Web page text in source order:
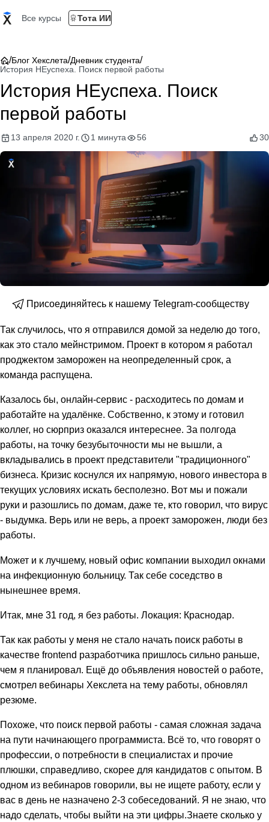
Все курсы Тота ИИ
/Блог Хекслета/Дневник студента/
История НЕуспеха. Поиск первой работы
История НЕуспеха. Поиск
первой работы
13 апреля 2020 г. 1 минута 56 30
Присоединяйтесь к нашему Telegram-сообществу
Так случилось, что я отправился домой за неделю до того,
как это стало мейнстримом. Проект в котором я работал
проджектом заморожен на неопределенный срок, а
команда распущена.
Казалось бы, онлайн-сервис - расходитесь по домам и
работайте на удалёнке. Собственно, к этому и готовил
коллег, но сюрприз оказался интереснее. За полгода
работы, на точку безубыточности мы не вышли, а
вкладывались в проект представители "традиционного"
бизнеса. Кризис коснулся их напрямую, нового инвестора в
текущих условиях искать бесполезно. Вот мы и пожали
руки и разошлись по домам, даже те, кто говорил, что вирус
- выдумка. Верь или не верь, а проект заморожен, люди без
работы.
Может и к лучшему, новый офис компании выходил окнами
на инфекционную больницу. Так себе соседство в
нынешнее время.
Итак, мне 31 год, я без работы. Локация: Краснодар.
Так как работы у меня не стало начать поиск работы в
качестве frontend разработчика пришлось сильно раньше,
чем я планировал. Ещё до объявления новостей о работе,
смотрел вебинары Хекслета на тему работы, обновлял
резюме.
Похоже, что поиск первой работы - самая сложная задача
на пути начинающего программиста. Всё то, что говорят о
профессии, о потребности в специалистах и прочие
плюшки, справедливо, скорее для кандидатов с опытом. В
одном из вебинаров говорили, вы не ищете работу, если у
вас в день не назначено 2-3 собеседований. Я не знаю, что
надо сделать, чтобы выйти на эти цифры.Знаете сколько у